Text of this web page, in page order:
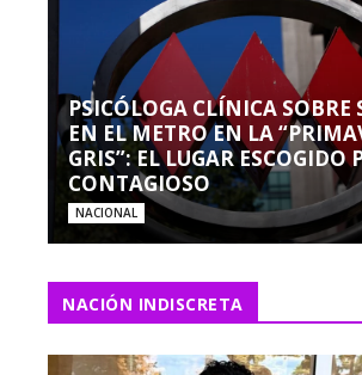
PSICÓLOGA CLÍNICA
EN EL METRO EN LA
GRIS”: EL LUGAR ESCOGIDO
CONTAGIOSO
NACIONAL
NACIÓN INDISCRETA